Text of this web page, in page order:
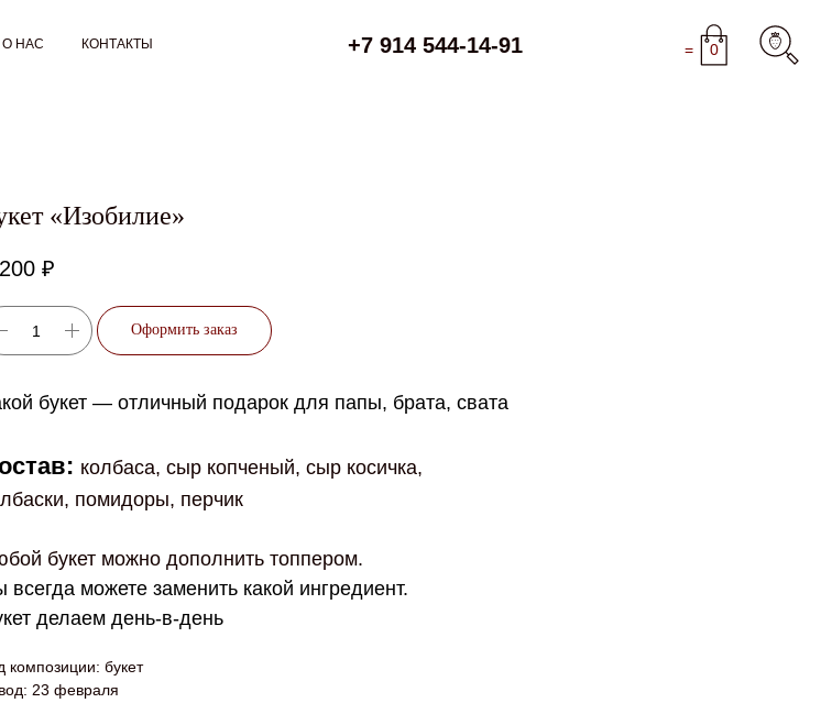
О НАС +7 914 544-14-91 0
=
КОНТАКТЫ
«Изобилие»
₽
Оформить заказ
букет — отличный подарок для папы, брата, свата
колбаса, сыр копченый, сыр косичка,
помидоры, перчик
букет можно дополнить топпером.
всегда можете заменить какой ингредиент.
делаем день-в-день
композиции: букет
23 февраля